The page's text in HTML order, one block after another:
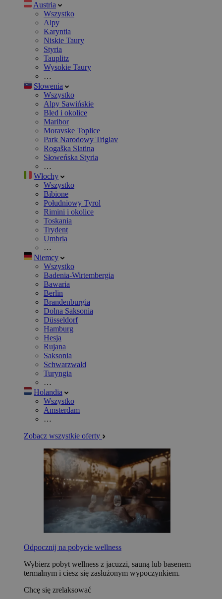
Austria
Wszystko
Alpy
Karyntia
Niskie Taury
Styria
Tauplitz
Wysokie Taury
…
Słowenia
Wszystko
Alpy Sawińskie
Bled i okolice
Maribor
Moravske Toplice
Park Narodowy Triglav
Rogaška Slatina
Słoweńska Styria
…
Włochy
Wszystko
Bibione
Południowy Tyrol
Rimini i okolice
Toskania
Trydent
Umbria
…
Niemcy
Wszystko
Badenia-Wirtembergia
Bawaria
Berlin
Brandenburgia
Dolna Saksonia
Düsseldorf
Hamburg
Hesja
Rujana
Saksonia
Schwarzwald
Turyngia
…
Holandia
Wszystko
Amsterdam
…
Zobacz wszystkie oferty
Odpocznij na pobycie wellness
Wybierz pobyt wellness z jacuzzi, sauną lub basenem
termalnym i ciesz się zasłużonym wypoczynkiem.
Chcę się zrelaksować